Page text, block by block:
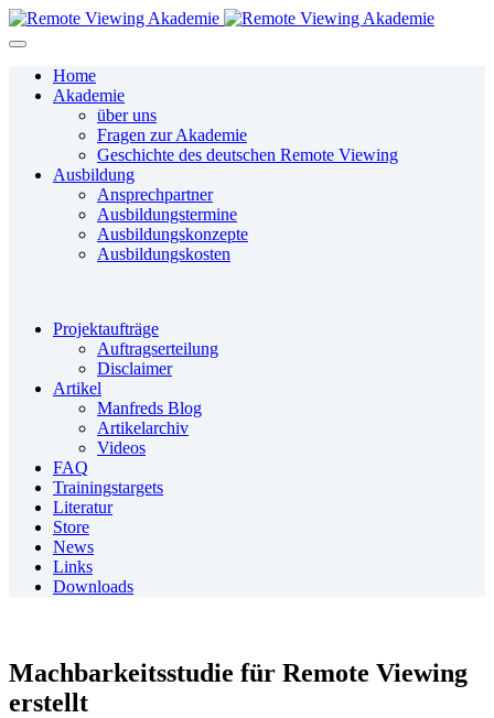
Home
Akademie
über uns
Fragen zur Akademie
Geschichte des deutschen Remote Viewing
Ausbildung
Ansprechpartner
Ausbildungstermine
Ausbildungskonzepte
Ausbildungskosten
Projektaufträge
Auftragserteilung
Disclaimer
Artikel
Manfreds Blog
Artikelarchiv
Videos
FAQ
Trainingstargets
Literatur
Store
News
Links
Downloads
Machbarkeitsstudie für Remote Viewing
erstellt